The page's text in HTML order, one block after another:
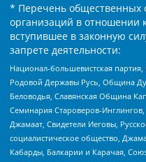
* Перечень общественных
организаций в отношении
вступившее в законную
запрете деятельности:
Национал-большевистская
Родовой Державы Русь, Община
Беловодья, Славянская Община
Семинария Староверов-
Джамаат, Свидетели Иеговы,
социалистическое общество,
Кабарды, Балкарии и Карачая,